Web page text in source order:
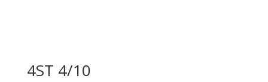
4ST 4/10